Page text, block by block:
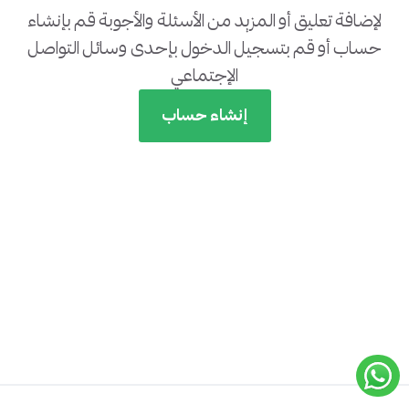
لإضافة تعليق أو المزيد من الأسئلة والأجوبة قم بإنشاء
حساب أو قم بتسجيل الدخول بإحدى وسائل التواصل
الإجتماعي
إنشاء حساب